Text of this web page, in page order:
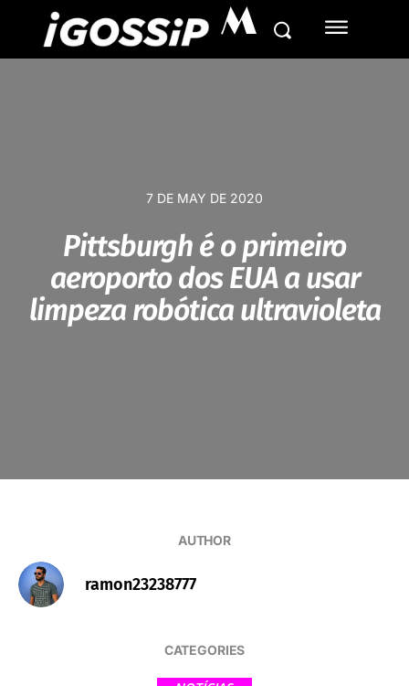
M
7 DE MAY DE 2020
Pittsburgh é o primeiro
aeroporto dos EUA a usar
limpeza robótica ultravioleta
AUTHOR
ramon23238777
CATEGORIES